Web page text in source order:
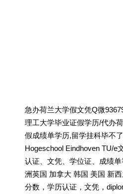
急办荷兰大学假文凭Q微
理工大学毕业证假学历/代办
假成绩单学历,留学挂科毕不
Hogeschool Eindhoven TU/e
认证、文凭、学位证、成绩
洲英国 加拿大 韩国 美国 新
分数，学历认证，文凭，